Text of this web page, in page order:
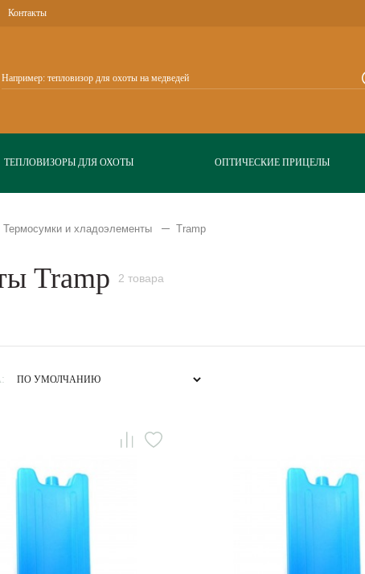
Контакты
ТЕПЛОВИЗОРЫ ДЛЯ ОХОТЫ ОПТИЧЕСКИЕ ПРИЦЕЛЫ
Термосумки и хладоэлементы Tramp
Tramp 2 товара